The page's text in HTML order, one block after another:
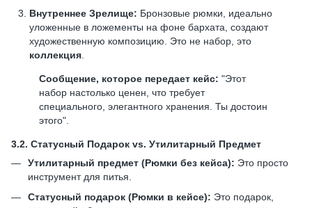
Внутреннее Зрелище: Бронзовые рюмки, идеально
уложенные в ложементы на фоне бархата, создают
художественную композицию. Это не набор, это
коллекция.
Сообщение, которое передает кейс: "Этот
набор настолько ценен, что требует
специального, элегантного хранения. Ты достоин
этого".
3.2. Статусный Подарок vs. Утилитарный Предмет
Утилитарный предмет (Рюмки без кейса): Это просто
инструмент для питья.
Статусный подарок (Рюмки в кейсе): Это подарок,